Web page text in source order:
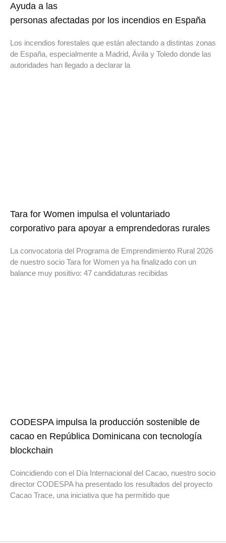
Ayuda a las
personas afectadas por los incendios en España
Los incendios forestales que están afectando a distintas zonas
de España, especialmente a Madrid, Ávila y Toledo donde las
autoridades han llegado a declarar la
Tara for Women impulsa el voluntariado
corporativo para apoyar a emprendedoras rurales
La convocatoria del Programa de Emprendimiento Rural 2026
de nuestro socio Tara for Women ya ha finalizado con un
balance muy positivo: 47 candidaturas recibidas
CODESPA impulsa la producción sostenible de
cacao en República Dominicana con tecnología
blockchain
Coincidiendo con el Día Internacional del Cacao, nuestro socio
director CODESPA ha presentado los resultados del proyecto
Cacao Trace, una iniciativa que ha permitido que